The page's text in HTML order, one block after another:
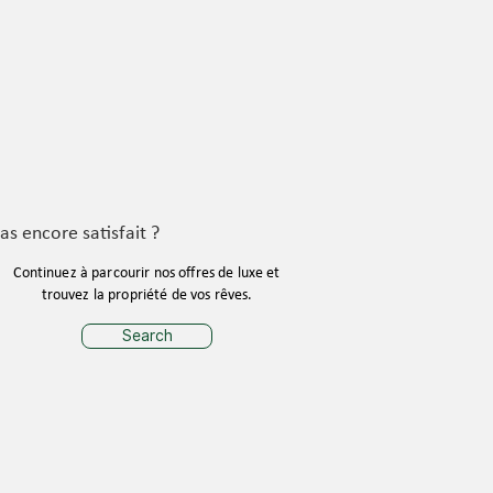
encore satisfait ?
Continuez à parcourir nos offres de luxe et
trouvez la propriété de vos rêves.
Search